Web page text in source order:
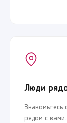
Люди
Знакомьтесь
рядом с